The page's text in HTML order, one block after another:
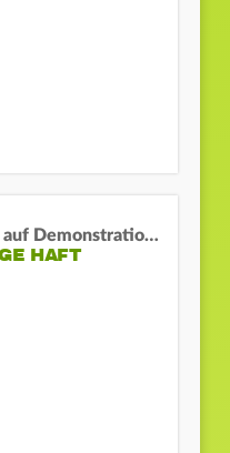
Auto-Anschlag auf Demonstration in München:
HAFT